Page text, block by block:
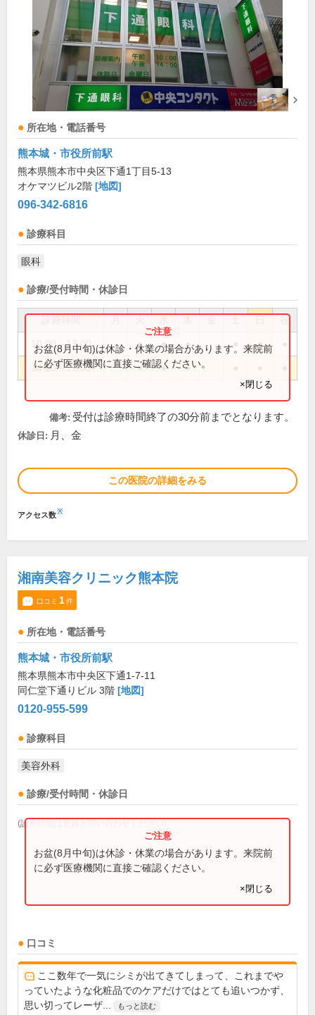
所在地・電話番号
熊本城・市役所前駅
熊本県熊本市中央区下通1丁目5-13
オケマツビル2階 [地図]
096-342-6816
診療科目
眼科
診療/受付時間・休診日
祝
10:00～13:00 ● ● ● ●
14:00～19:00 ● ● ●
お盆(8月中旬)は休診・休業の場合があります。来院前
に必ず医療機関に直接ご確認ください。
×閉じる
備考: 受付は診療時間終了の30分前までとなります。
休診日: 月、金
この医院の詳細をみる
アクセス数※
湘南美容クリニック熊本院
口コミ 1件
所在地・電話番号
熊本城・市役所前駅
熊本県熊本市中央区下通1-7-11
同仁堂下通りビル 3階 [地図]
0120-955-599
診療科目
美容外科
診療/受付時間・休診日
(診療時間は直接お問い合わせください)
お盆(8月中旬)は休診・休業の場合があります。来院前
に必ず医療機関に直接ご確認ください。
×閉じる
口コミ
ここ数年で一気にシミが出てきてしまって、これまでや
っていたような化粧品でのケアだけではとても追いつかず、
思い切ってレーザ...
もっと読む